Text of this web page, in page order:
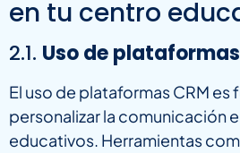
en tu centro
2.1. Uso de plataformas
El uso de plataformas CRM es
personalizar la comunicación
educativos. Herramientas